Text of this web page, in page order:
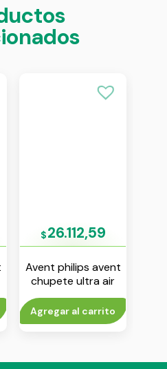
$26.112,59
Avent philips avent
chupete ultra air
18m+ nena env x 2
Agregar al carrito